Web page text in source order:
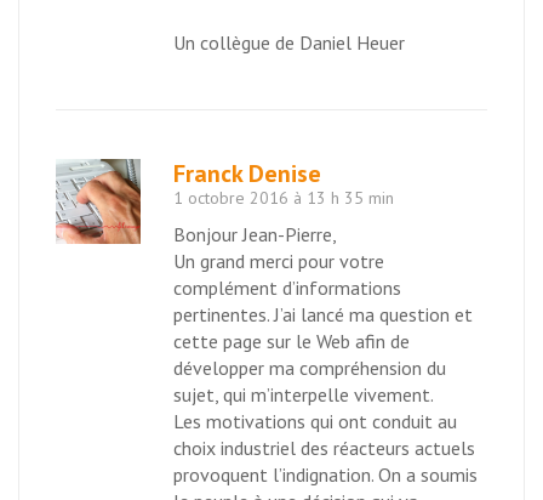
Un collègue de Daniel Heuer
Franck Denise
1 octobre 2016 à 13 h 35 min
Bonjour Jean-Pierre,
Un grand merci pour votre
complément d’informations
pertinentes. J’ai lancé ma question et
cette page sur le Web afin de
développer ma compréhension du
sujet, qui m’interpelle vivement.
Les motivations qui ont conduit au
choix industriel des réacteurs actuels
provoquent l’indignation. On a soumis